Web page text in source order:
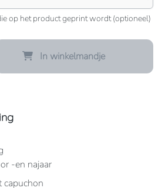
op het product geprint wordt (optioneel)
Voer de gewenste
In winkelmandje
-en najaar
capuchon